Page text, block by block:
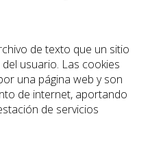
de texto que un sitio
usuario. Las cookies
una página web y son
de internet, aportando
de servicios